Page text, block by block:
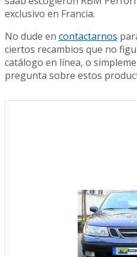
exclusivo en Francia.
No dude en contactarnos
ciertos recambios que no
catálogo en línea, o
pregunta sobre estos